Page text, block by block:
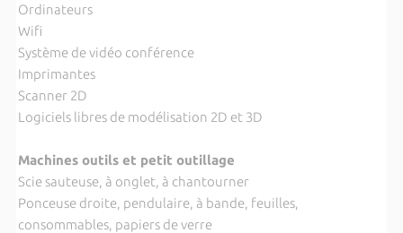
Ordinateurs
Wifi
Système de vidéo conférence
Imprimantes
Scanner 2D
Logiciels libres de modélisation 2D et 3D
Machines outils et petit outillage
Scie sauteuse, à onglet, à chantourner
Ponceuse droite, pendulaire, à bande, feuilles,
consommables, papiers de verre